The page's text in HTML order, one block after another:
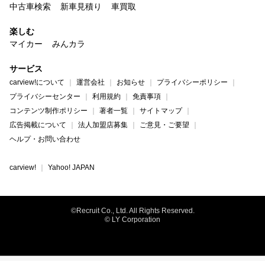
中古車検索
新車見積り 車買取
楽しむ
マイカー
みんカラ
サービス
carview!について 運営会社 お知らせ
プライバシーポリシー
プライバシーセンター
利用規約
免責事項
コンテンツ制作ポリシー
著者一覧
サイトマップ
広告掲載について
法人加盟店募集
ご意見・ご要望
ヘルプ・お問い合わせ
carview! Yahoo! JAPAN
©Recruit Co., Ltd. All Rights Reserved.
© LY Corporation